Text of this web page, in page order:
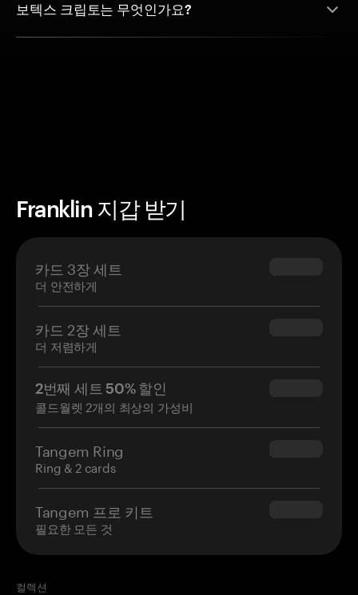
보텍스 크립토는 무엇인가요?
Franklin 지갑 받기
카드 3장 세트
더 안전하게
$69.90
카드 2장 세트
더 저렴하게
$54.90
2번째 세트 50% 할인
콜드월렛 2개의 최상의 가성비
$34.95
Tangem Ring
Ring & 2 cards
$160.00
Tangem 프로 키트
필요한 모든 것
$180.00
컬렉션